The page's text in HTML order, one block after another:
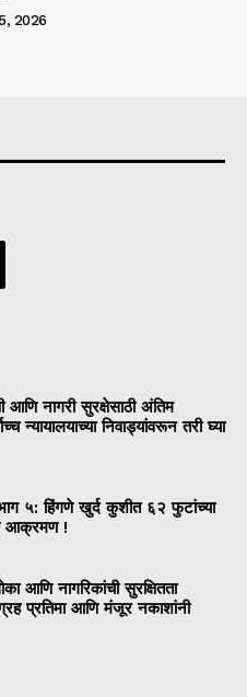
2026
आणि नागरी सुरक्षेसाठी अंतिम
न्यायालयाच्या निवाड्यांवरून तरी घ्या
५: हिंगणे खुर्द कुशीत ६२ फुटांच्या
आक्रमण !
आणि नागरिकांची सुरक्षितता
प्रतिमा आणि मंजूर नकाशांनी